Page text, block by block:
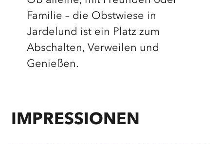
Familie – die Obstwiese in
Jardelund ist ein Platz zum
Abschalten, Verweilen und
Genießen.
IMPRESSIONEN